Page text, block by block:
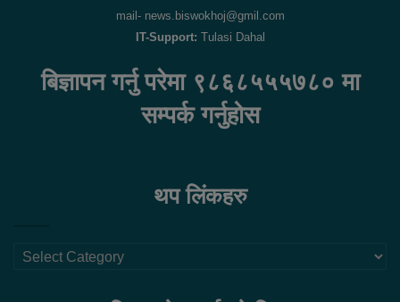
mail- news.biswokhoj@gmil.com
IT-Support: Tulasi Dahal
बिज्ञापन गर्नु परेमा ९८६८५५५७८० मा
सम्पर्क गर्नुहोस
थप लिंकहरु
थप